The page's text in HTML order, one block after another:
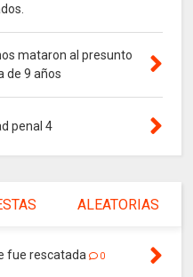
mataron al presunto
de 9 años
penal 4
ALEATORIAS
fue rescatada 0